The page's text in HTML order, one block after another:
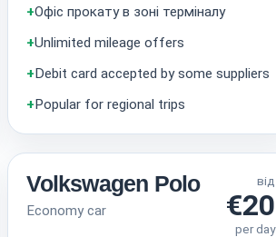
+Офіс прокату в зоні терміналу
+Unlimited mileage offers
+Debit card accepted by some suppliers
+Popular for regional trips
Volkswagen Polo
Economy car
від
€20
per day